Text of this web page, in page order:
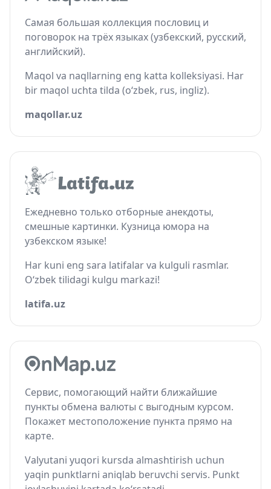
Самая большая коллекция пословиц и
поговорок на трёх языках (узбекский, русский,
английский).
Maqol va naqllarning eng katta kolleksiyasi. Har
bir maqol uchta tilda (o‘zbek, rus, ingliz).
maqollar.uz
Ежедневно только отборные анекдоты,
смешные картинки. Кузница юмора на
узбекском языке!
Har kuni eng sara latifalar va kulguli rasmlar.
O‘zbek tilidagi kulgu markazi!
latifa.uz
Сервис, помогающий найти ближайшие
пункты обмена валюты с выгодным курсом.
Покажет местоположение пункта прямо на
карте.
Valyutani yuqori kursda almashtirish uchun
yaqin punktlarni aniqlab beruvchi servis. Punkt